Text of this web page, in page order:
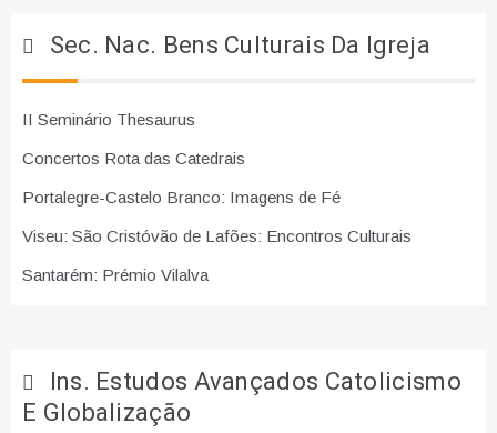
Sec. Nac. Bens Culturais Da Igreja
II Seminário Thesaurus
Concertos Rota das Catedrais
Portalegre-Castelo Branco: Imagens de Fé
Viseu: São Cristóvão de Lafões: Encontros Culturais
Santarém: Prémio Vilalva
Ins. Estudos Avançados Catolicismo
E Globalização